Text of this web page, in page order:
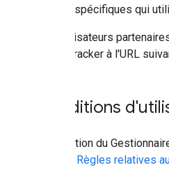
projets spécifiques qui
Les utilisateurs
Issue Tracker à l'URL
Conditions
L'utilisation du
Règles relatives